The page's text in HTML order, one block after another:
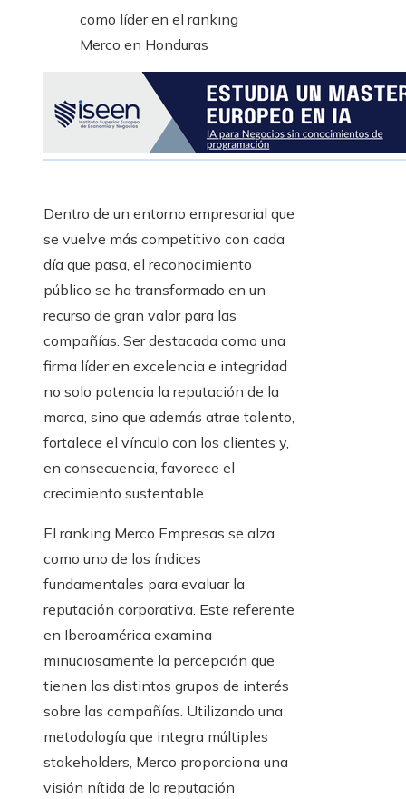
Dentro de un entorno empresarial que
se vuelve más competitivo con cada
día que pasa, el reconocimiento
público se ha transformado en un
recurso de gran valor para las
compañías. Ser destacada como una
firma líder en excelencia e integridad
no solo potencia la reputación de la
marca, sino que además atrae talento,
fortalece el vínculo con los clientes y,
en consecuencia, favorece el
crecimiento sustentable.
El ranking Merco Empresas se alza
como uno de los índices
fundamentales para evaluar la
reputación corporativa. Este referente
en Iberoamérica examina
minuciosamente la percepción que
tienen los distintos grupos de interés
sobre las compañías. Utilizando una
metodología que integra múltiples
stakeholders, Merco proporciona una
visión nítida de la reputación